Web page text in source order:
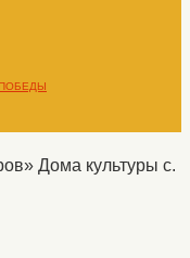
ПОБЕДЫ
Дома культуры с.